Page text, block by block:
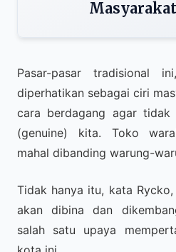
Pasar-pasar tradisional
diperhatikan sebagai ciri
cara berdagang agar tidak
(genuine) kita. Toko
mahal dibanding warung-
Tidak hanya itu, kata
akan dibina dan
salah satu upaya